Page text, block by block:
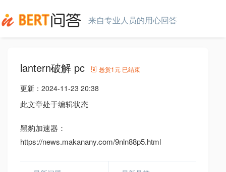
来自专业人员的用心回答
lantern破解 pc 悬赏1元 已结束
更新： 2024-11-23 20:38
此文章处于编辑状态
黑豹加速器：
https://news.makanany.com/9nln88p5.html